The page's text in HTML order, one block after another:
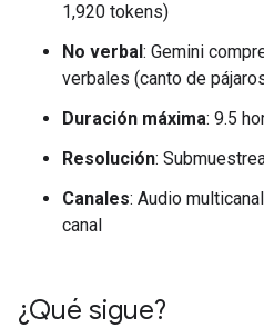
1,920 tokens)
No verbal: Gemini
verbales (canto de
Duración máxima: 9.5
Resolución:
Canales: Audio
canal
¿Qué sigue?